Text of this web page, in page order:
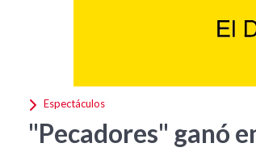
Espectáculos
"Pecadores" ganó